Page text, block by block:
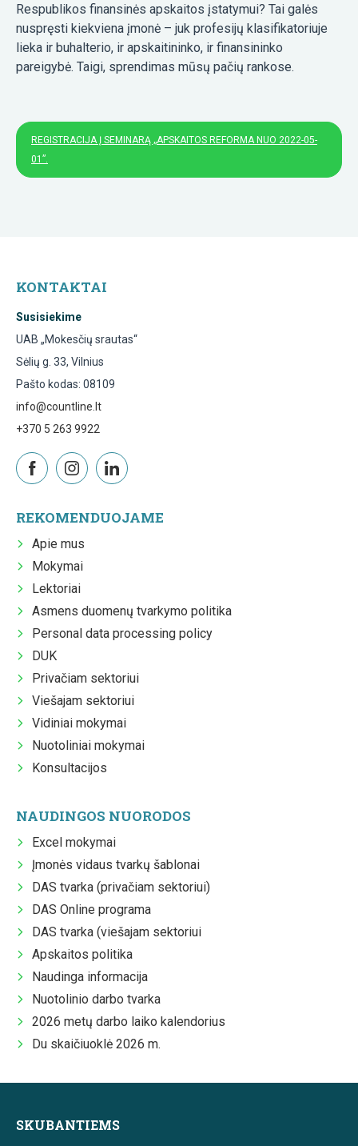
Respublikos finansinės apskaitos įstatymui? Tai galės
nuspręsti kiekviena įmonė – juk profesijų klasifikatoriuje
lieka ir buhalterio, ir apskaitininko, ir finansininko
pareigybė. Taigi, sprendimas mūsų pačių rankose.
REGISTRACIJA Į SEMINARĄ „APSKAITOS REFORMA NUO 2022-05-
01”.
KONTAKTAI
Susisiekime
UAB „Mokesčių srautas“
Sėlių g. 33, Vilnius
Pašto kodas: 08109
info@countline.lt
+370 5 263 9922
REKOMENDUOJAME
Apie mus
Mokymai
Lektoriai
Asmens duomenų tvarkymo politika
Personal data processing policy
DUK
Privačiam sektoriui
Viešajam sektoriui
Vidiniai mokymai
Nuotoliniai mokymai
Konsultacijos
NAUDINGOS NUORODOS
Excel mokymai
Įmonės vidaus tvarkų šablonai
DAS tvarka (privačiam sektoriui)
DAS Online programa
DAS tvarka (viešajam sektoriui
Apskaitos politika
Naudinga informacija
Nuotolinio darbo tvarka
2026 metų darbo laiko kalendorius
Du skaičiuoklė 2026 m.
SKUBANTIEMS